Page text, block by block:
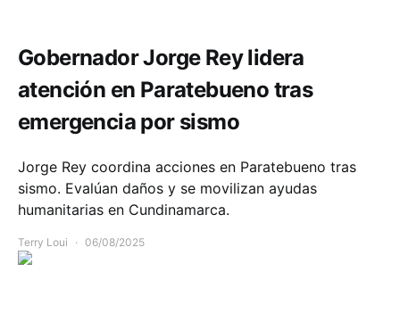
Gobernador Jorge Rey lidera
atención en Paratebueno tras
emergencia por sismo
Jorge Rey coordina acciones en Paratebueno tras
sismo. Evalúan daños y se movilizan ayudas
humanitarias en Cundinamarca.
Terry Loui 06/08/2025